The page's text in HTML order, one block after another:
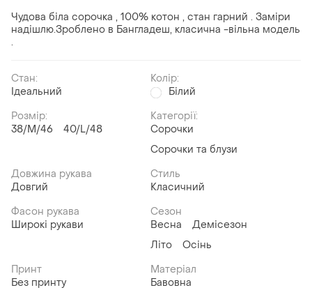
Чудова біла сорочка , 100% котон , стан гарний . Заміри
надішлю.Зроблено в Бангладеш, класична -вільна модель
.
Стан:
Ідеальний
Колір:
Білий
Розмір:
38/M/46
40/L/48
Категорії:
Сорочки
Сорочки та блузи
Довжина рукава
Довгий
Стиль
Класичний
Фасон рукава
Широкі рукави
Сезон
Весна
Демісезон
Літо
Осінь
Принт
Без принту
Матеріал
Бавовна